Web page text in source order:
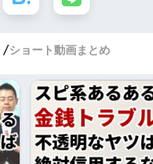
ショート動画まとめ